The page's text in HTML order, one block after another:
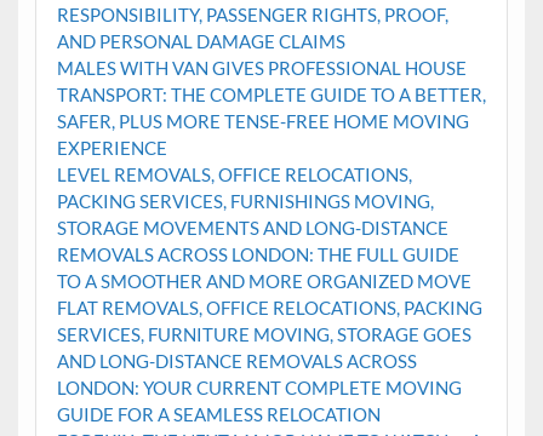
RESPONSIBILITY, PASSENGER RIGHTS, PROOF,
AND PERSONAL DAMAGE CLAIMS
MALES WITH VAN GIVES PROFESSIONAL HOUSE
TRANSPORT: THE COMPLETE GUIDE TO A BETTER,
SAFER, PLUS MORE TENSE-FREE HOME MOVING
EXPERIENCE
LEVEL REMOVALS, OFFICE RELOCATIONS,
PACKING SERVICES, FURNISHINGS MOVING,
STORAGE MOVEMENTS AND LONG-DISTANCE
REMOVALS ACROSS LONDON: THE FULL GUIDE
TO A SMOOTHER AND MORE ORGANIZED MOVE
FLAT REMOVALS, OFFICE RELOCATIONS, PACKING
SERVICES, FURNITURE MOVING, STORAGE GOES
AND LONG-DISTANCE REMOVALS ACROSS
LONDON: YOUR CURRENT COMPLETE MOVING
GUIDE FOR A SEAMLESS RELOCATION